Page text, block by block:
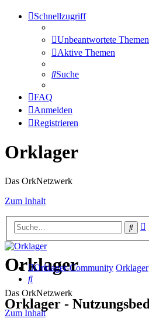
Schnellzugriff
Unbeantwortete Themen
Aktive Themen
Suche
FAQ
Anmelden
Registrieren
Orklager
Das OrkNetzwerk
Zum Inhalt
Orklager
Das OrkNetzwerk
Zum Inhalt
Orklager-Community Orklager
Suche
Orklager -